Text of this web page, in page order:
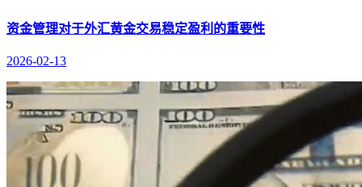
资金管理对于外汇黄金交易稳定盈利的重要性
2026-02-13